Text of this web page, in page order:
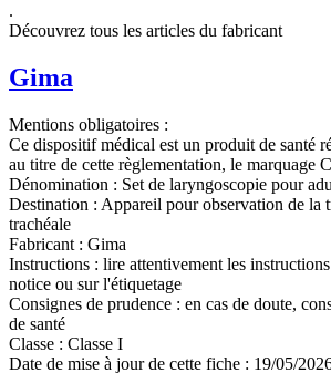
.
Découvrez tous les articles du fabricant
Gima
Mentions obligatoires :
Ce dispositif médical est un produit de santé
au titre de cette règlementation, le marquage
Dénomination : Set de laryngoscopie pour
Destination : Appareil pour observation de la
trachéale
Fabricant : Gima
Instructions : lire attentivement les
notice ou sur l'étiquetage
Consignes de prudence : en cas de doute,
de santé
Classe : Classe I
Date de mise à jour de cette fiche : 19/05/